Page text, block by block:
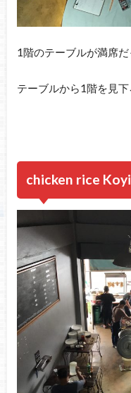
1階のテーブルが満席
テーブルから1階を見下
chicken rice